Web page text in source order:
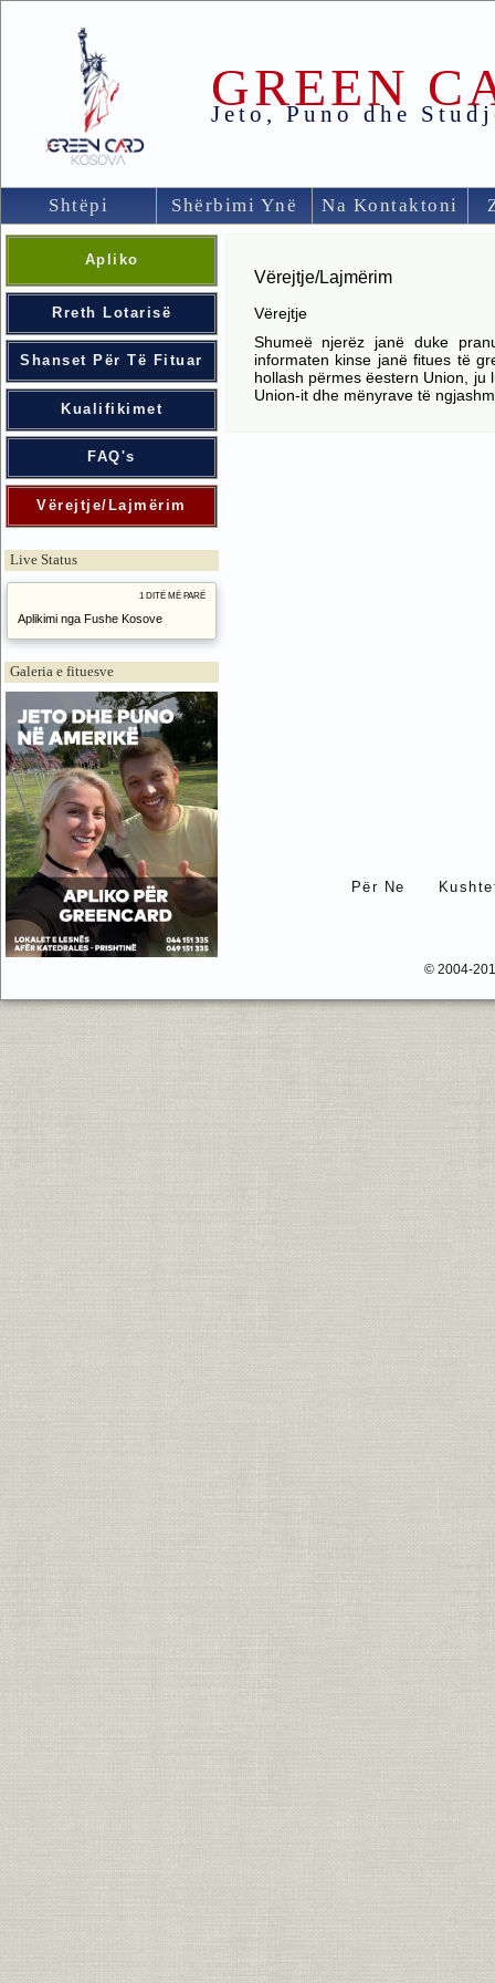
GREEN
Jeto, Puno dhe
Shtëpi Shërbimi Ynë Na Kontaktoni
Vërejtje/Lajmërim
Vërejtje
Shumeë njerëz janë duke
informaten kinse janë fitues të
hollash përmes ëestern Union,
Union-it dhe mënyrave të
Apliko
Rreth Lotarisë
Shanset Për Të Fituar
Kualifikimet
FAQ's
Vërejtje/Lajmërim
Live Status
1 DITË MË PARË
Aplikimi nga Fushe Kosove
Galeria e fituesve
Për Ne
© 2004-